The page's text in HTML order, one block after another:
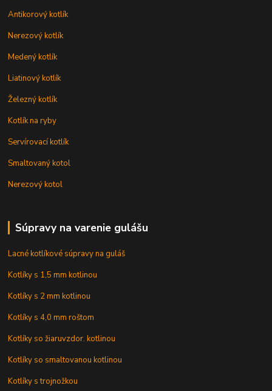
Antikorový kotlík
Nerezový kotlík
Medený kotlík
Liatinový kotlík
Železný kotlík
Kotlík na ryby
Servírovací kotlík
Smaltovaný kotol
Nerezový kotol
Súpravy na varenie gulášu
Lacné kotlíkové súpravy na guláš
Kotlíky s 1,5 mm kotlinou
Kotlíky s 2 mm kotlinou
Kotlíky s 4,0 mm roštom
Kotlíky so žiaruvzdor. kotlinou
Kotlíky so smaltovanou kotlinou
Kotlíky s trojnožkou